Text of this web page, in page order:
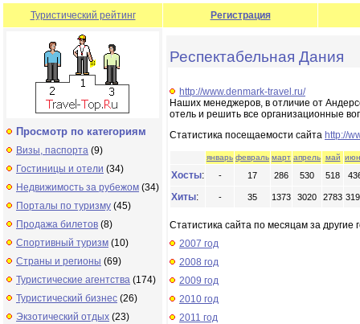
Туристический рейтинг Регистрация
Просмотр по категориям
Визы, паспорта (9)
Гостиницы и отели (34)
Недвижимость за рубежом (34)
Порталы по туризму (45)
Продажа билетов (8)
Спортивный туризм (10)
Страны и регионы (69)
Туристические агентства (174)
Туристический бизнес (26)
Экзотический отдых (23)
Респектабельная Дания
http://www.denmark-travel.ru/
Наших менеджеров, в отличие от
отель и решить все организационные
Статистика посещаемости сайта http://
январь февраль март апрель май
Хосты: - 17 286 530 518
Хиты: - 35 1373 3020 2783
Статистика сайта по месяцам за другие
2007 год
2008 год
2009 год
2010 год
2011 год